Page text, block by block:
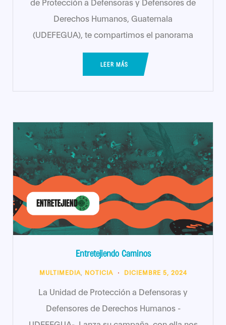
Derechos Humanos, Guatemala
(UDEFEGUA), te compartimos el panorama
LEER MÁS
Entretejiendo Caminos
MULTIMEDIA NOTICIA DICIEMBRE 5, 2024
La Unidad de Protección a Defensoras y
Defensores de Derechos Humanos -